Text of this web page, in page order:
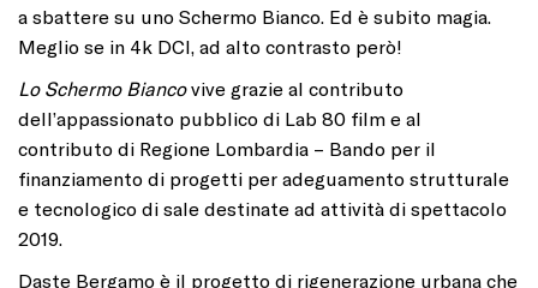
a sbattere su uno Schermo Bianco. Ed è subito magia.
Meglio se in 4k DCI, ad alto contrasto però!
Lo Schermo Bianco vive grazie al contributo
dell’appassionato pubblico di Lab 80 film e al
contributo di Regione Lombardia – Bando per il
finanziamento di progetti per adeguamento strutturale
e tecnologico di sale destinate ad attività di spettacolo
2019.
Daste Bergamo è il progetto di rigenerazione urbana che